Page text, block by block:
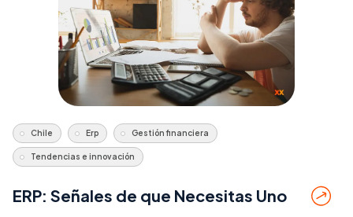
Chile Erp Gestión financiera
Tendencias e innovación
ERP: Señales de que Necesitas Uno